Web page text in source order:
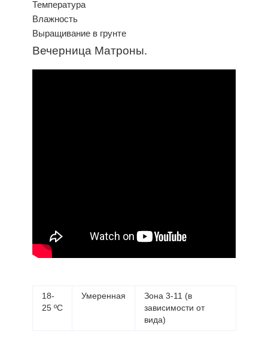
Температура
Влажность
Выращивание в грунте
Вечерница Матроны.
18-
25 ºC
Умеренная
Зона 3-11 (в
зависимости от
вида)